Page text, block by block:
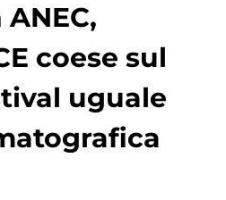
coese sul
uguale